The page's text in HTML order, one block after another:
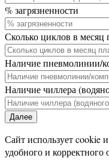
% загрязненности
Сколько циклов в месяц
Наличие пневмолинии/
Наличие чиллера
Далее
Сайт использует cookie
удобного и